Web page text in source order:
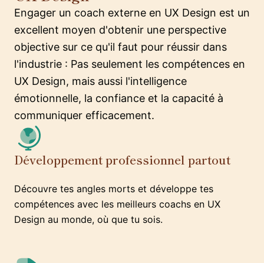
Engager un coach externe en UX Design est un
excellent moyen d'obtenir une perspective
objective sur ce qu'il faut pour réussir dans
l'industrie : Pas seulement les compétences en
UX Design, mais aussi l'intelligence
émotionnelle, la confiance et la capacité à
communiquer efficacement.
Développement professionnel partout
Découvre tes angles morts et développe tes
compétences avec les meilleurs coachs en UX
Design au monde, où que tu sois.